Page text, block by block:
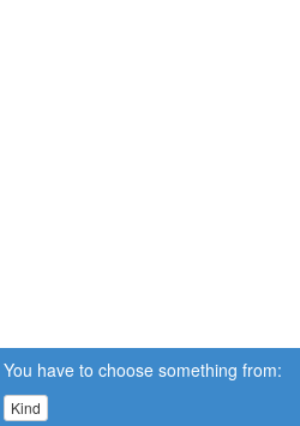
You have to choose something from:
Kind